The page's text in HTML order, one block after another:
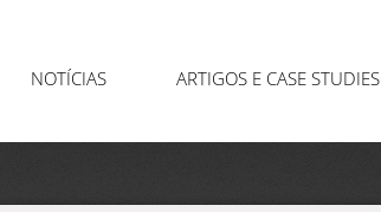
NOTÍCIAS ARTIGOS E CASE STUDIES